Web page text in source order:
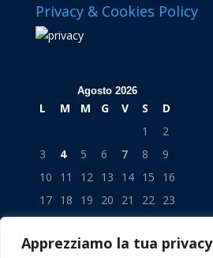
Apprezziamo la tua privacy
Privacy & Cookies Policy
Agosto 2026
L M M G V S
D
1
2
3
4 5 6 7 8
9
10
11 12 13 14 15
16
17 18 19 20 21 22 23
31